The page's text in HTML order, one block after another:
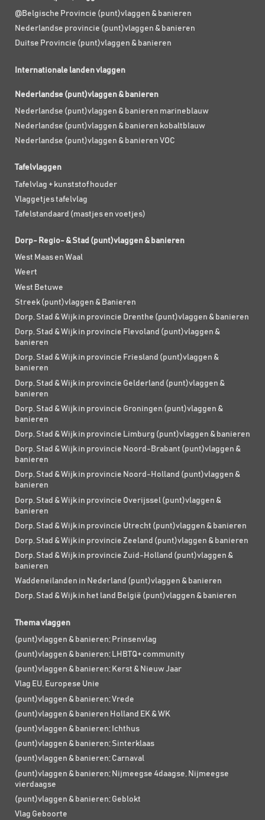
@Belgische Provincie (punt)vlaggen & banieren
Nederlandse provincie (punt)vlaggen & banieren
Duitse Provincie (punt)vlaggen & banieren
Internationale landen vlaggen
Nederlandse (punt)vlaggen & banieren
Nederlandse (punt)vlaggen & banieren marineblauw
Nederlandse (punt)vlaggen & banieren kobaltblauw
Nederlandse (punt)vlaggen & banieren VOC
Tafelvlaggen
Tafelvlag + kunststof houder
Vlaggetjes tafelvlag
Tafelstandaard (mastjes en voetjes)
Dorp- Regio- & Stad (punt)vlaggen & banieren
West Maas en Waal
Weert
West Betuwe
Streek (punt)vlaggen & Banieren
Dorp, Stad & Wijk in provincie Drenthe (punt)vlaggen & banieren
Dorp, Stad & Wijk in provincie Flevoland (punt)vlaggen &
banieren
Dorp, Stad & Wijk in provincie Friesland (punt)vlaggen &
banieren
Dorp, Stad & Wijk in provincie Gelderland (punt)vlaggen &
banieren
Dorp, Stad & Wijk in provincie Groningen (punt)vlaggen &
banieren
Dorp, Stad & Wijk in provincie Limburg (punt)vlaggen & banieren
Dorp, Stad & Wijk in provincie Noord-Brabant (punt)vlaggen &
banieren
Dorp, Stad & Wijk in provincie Noord-Holland (punt)vlaggen &
banieren
Dorp, Stad & Wijk in provincie Overijssel (punt)vlaggen &
banieren
Dorp, Stad & Wijk in provincie Utrecht (punt)vlaggen & banieren
Dorp, Stad & Wijk in provincie Zeeland (punt)vlaggen & banieren
Dorp, Stad & Wijk in provincie Zuid-Holland (punt)vlaggen &
banieren
Waddeneilanden in Nederland (punt)vlaggen & banieren
Dorp, Stad & Wijk in het land België (punt)vlaggen & banieren
Thema vlaggen
(punt)vlaggen & banieren; Prinsenvlag
(punt)vlaggen & banieren; LHBTQ+ community
(punt)vlaggen & banieren; Kerst & Nieuw Jaar
Vlag EU, Europese Unie
(punt)vlaggen & banieren; Vrede
(punt)vlaggen & banieren Holland EK & WK
(punt)vlaggen & banieren; Ichthus
(punt)vlaggen & banieren; Sinterklaas
(punt)vlaggen & banieren; Carnaval
(punt)vlaggen & banieren; Nijmeegse 4daagse, Nijmeegse
vierdaagse
(punt)vlaggen & banieren; Geblokt
Vlag Geboorte